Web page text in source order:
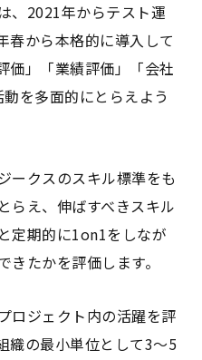
、2021年からテスト運
春から本格的に導入して
価」「業績評価」「会社
を多面的にとらえよう
ークスのスキル標準をも
らえ、伸ばすべきスキル
定期的に1on1をしなが
たかを評価します。
ロジェクト内の活躍を評
織の最小単位として3〜5